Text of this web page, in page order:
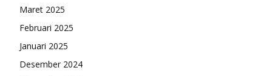
Maret 2025
Februari 2025
Januari 2025
Desember 2024